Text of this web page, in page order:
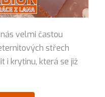
velmi častou
střech
i krytinu, která se již